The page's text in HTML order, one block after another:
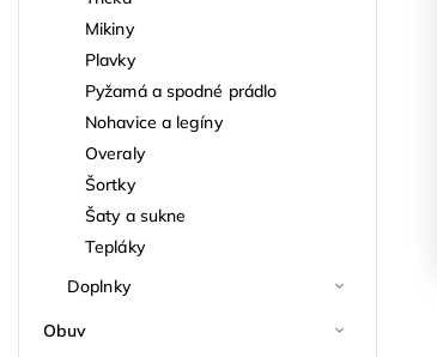
Mikiny
Plavky
Pyžamá a spodné prádlo
Nohavice a legíny
Overaly
Šortky
Šaty a sukne
Tepláky
Doplnky
Obuv